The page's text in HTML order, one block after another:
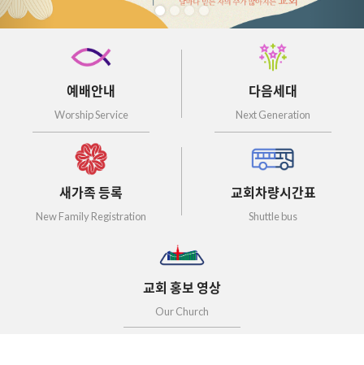
예배안내
Worship Service
다음세대
Next Generation
새가족 등록
New Family Registration
교회차량시간표
Shuttle bus
교회 홍보 영상
Our Church